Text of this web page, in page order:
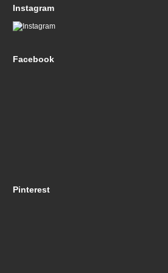
Instagram
Facebook
Pinterest